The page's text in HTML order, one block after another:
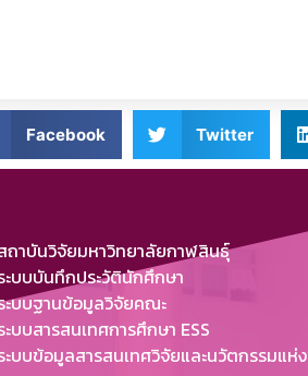
Facebook Twitter
ถาบันวิจัยมหาวิทยาลัยกาฬสินธุ์
ะบบบันทึกประวัตินักศึกษา
ะบบฐานข้อมูลวิจัยคณะ
ะบบสารสนเทศการศึกษา ESS
ะบบข้อมูลสารสนเทศวิจัยและนวัตกรรมแห่